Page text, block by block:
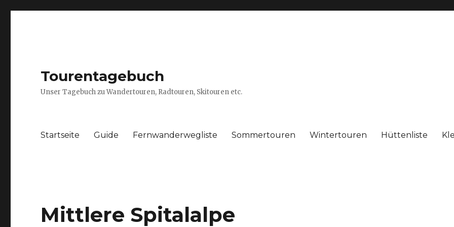
Tourentagebuch
Unser Tagebuch zu Wandertouren, Radtouren, Skitouren etc.
Startseite Guide Fernwanderwegliste Sommertouren Wintertouren Hüttenliste
Mittlere Spitalalpe